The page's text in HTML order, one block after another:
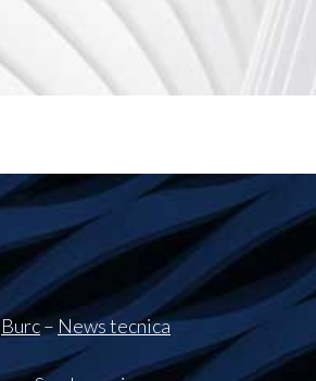
Burc–News tecnica